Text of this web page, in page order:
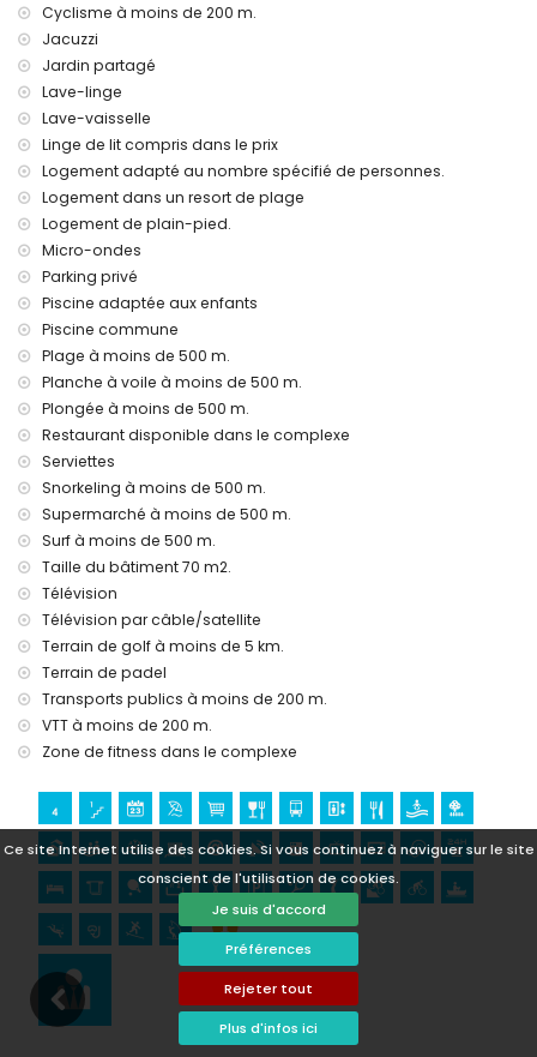
Ce site Internet utilise des cookies. Si vous continuez à naviguer sur le site
conscient de l'utilisation de cookies.
Je suis d'accord
Préférences
Rejeter tout
Plus d'infos ici
internet (WiFi)
aspirateur et fer et planche à repasser
literie et serviettes
assistance téléphonique 24h/24
chauffage de l'air
Installations et services communs inclus dans le loyer
jacuzzi extérieur
Installations et services communs avec supplément de prix
salle de fitness privée et paddle court
Divertissement et activités de loisirs pour les vacances à
San Juan de los Terreros, Andalousie
parc aquatique (Agua Vera) (dans un rayon de 10
kilomètres de la location)
Choses à voir et culture à San Juan de los Terreros,
château, ruine, monument et lieu historique (dans un rayon
de 5 kilomètres du logement)
museé et église (dans un rayon de 25 kilomètres du
logement du logement)
Activités sportives
tennis, VTT, cyclisme, canoë-kayak (canoë), plongée,
randonnée subaquatique, surf et ski nautique (dans un
rayon de 1000 mètres de l'appartement)
golf (Aguilon Golf) (dans un rayon de 5 kilomètres de
l'appartement)
Cyclisme à moins de 200 m.
Jacuzzi
Jardin partagé
Lave-linge
Lave-vaisselle
Linge de lit compris dans le prix
Logement adapté au nombre spécifié de personnes.
Logement dans un resort de plage
Logement de plain-pied.
Micro-ondes
Parking privé
Piscine adaptée aux enfants
Piscine commune
Plage à moins de 500 m.
Planche à voile à moins de 500 m.
Plongée à moins de 500 m.
Restaurant disponible dans le complexe
Serviettes
Snorkeling à moins de 500 m.
Supermarché à moins de 500 m.
Surf à moins de 500 m.
Taille du bâtiment 70 m2.
Télévision
Télévision par câble/satellite
Terrain de golf à moins de 5 km.
Terrain de padel
Transports publics à moins de 200 m.
VTT à moins de 200 m.
Zone de fitness dans le complexe